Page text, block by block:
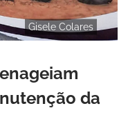
Gisele Colares
da